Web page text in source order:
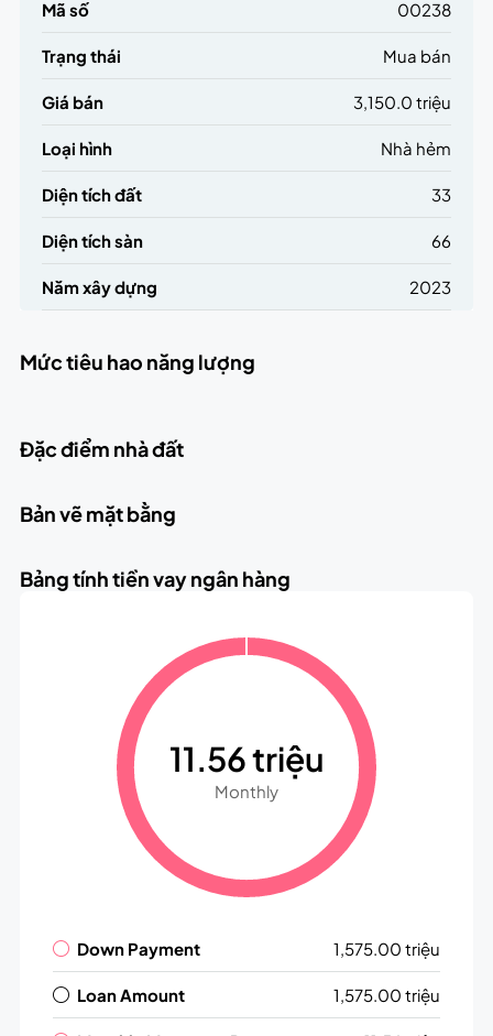
Mã số 00238
Trạng thái Mua bán
Giá bán 3,150.0 triệu
Loại hình Nhà hẻm
Diện tích đất 33
Diện tích sàn 66
Năm xây dựng 2023
Mức tiêu hao năng lượng
Đặc điểm nhà đất
Bản vẽ mặt bằng
Bảng tính tiền vay ngân hàng
11.56 triệu
Monthly
Down Payment 1,575.00 triệu
Loan Amount 1,575.00 triệu